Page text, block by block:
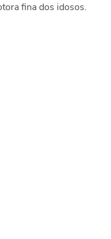
fina dos idosos.